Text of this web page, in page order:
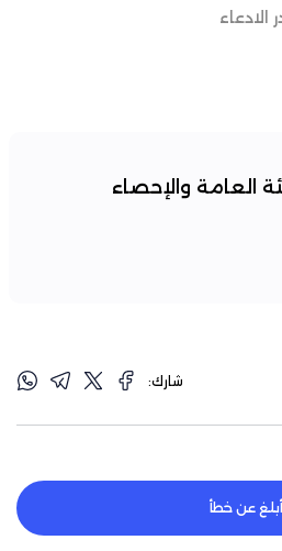
الادعاء
العامة والإحصاء
شارك:
أبلغ عن خطأ